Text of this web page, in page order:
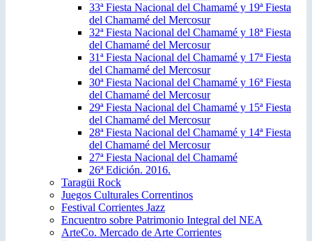
33ª Fiesta Nacional del Chamamé y 19ª Fiesta
del Chamamé del Mercosur
32ª Fiesta Nacional del Chamamé y 18ª Fiesta
del Chamamé del Mercosur
31ª Fiesta Nacional del Chamamé y 17ª Fiesta
del Chamamé del Mercosur
30ª Fiesta Nacional del Chamamé y 16ª Fiesta
del Chamamé del Mercosur
29ª Fiesta Nacional del Chamamé y 15ª Fiesta
del Chamamé del Mercosur
28ª Fiesta Nacional del Chamamé y 14ª Fiesta
del Chamamé del Mercosur
27ª Fiesta Nacional del Chamamé
26ª Edición. 2016.
Taragüi Rock
Juegos Culturales Correntinos
Festival Corrientes Jazz
Encuentro sobre Patrimonio Integral del NEA
ArteCo. Mercado de Arte Corrientes